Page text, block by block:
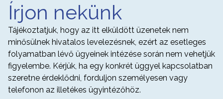
Írjon nekünk
Tájékoztatjuk, hogy az itt elküldött üzenetek nem
minősülnek hivatalos levelezésnek, ezért az esetleges
folyamatban lévő ügyeinek intézése során nem vehetjük
figyelembe. Kérjük, ha egy konkrét üggyel kapcsolatban
szeretne érdeklődni, forduljon személyesen vagy
telefonon az illetékes ügyintézőhöz.